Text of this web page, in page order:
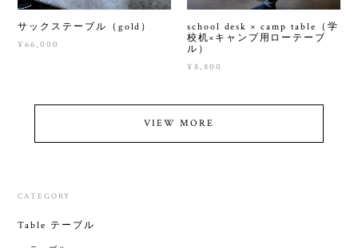
サックステーブル（gold）
¥66,000
school desk × camp table（学
校机×キャンプ用ローテーブ
ル）
¥8,800
VIEW MORE
CATEGORY
Table テーブル